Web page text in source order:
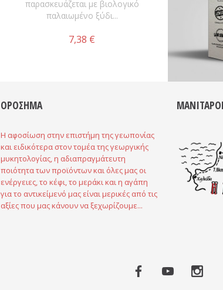
παρασκευάζεται με βιολογικό
παλαιωμένο ξύδι...
7,38 €
ΟΡΟΣΗΜΑ
Η αφοσίωση στην επιστήμη της γεωπονίας
και ειδικότερα στον τομέα της γεωργικής
μυκητολογίας, η αδιαπραγμάτευτη
ποιότητα των προϊόντων και όλες μας οι
ενέργειες, το κέφι, το μεράκι και η αγάπη
για το αντικείμενό μας είναι μερικές από τις
αξίες που μας κάνουν να ξεχωρίζουμε...